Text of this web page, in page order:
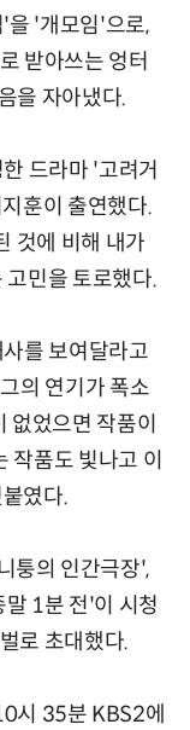
을 '개모임'으로,
받아쓰는 엉터
을 자아냈다.
드라마 '고려거
훈이 출연했다.
것에 비해 내가
민을 토로했다.
를 보여달라고
의 연기가 폭소
었으면 작품이
품도 빛나고 이
였다.
퉁의 인간극장',
1분 전'이 시청
로 초대했다.
시 35분 KBS2에